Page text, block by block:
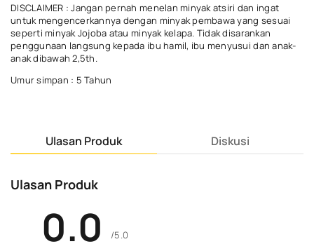
DISCLAIMER : Jangan pernah menelan minyak atsiri dan ingat
untuk mengencerkannya dengan minyak pembawa yang sesuai
seperti minyak Jojoba atau minyak kelapa. Tidak disarankan
penggunaan langsung kepada ibu hamil, ibu menyusui dan anak-
anak dibawah 2,5th.
Umur simpan : 5 Tahun
Ulasan Produk Diskusi
Ulasan Produk
0.0 /5.0